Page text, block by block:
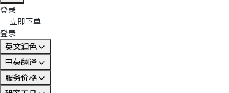
登录
立即下单
登录
英文润色
中英翻译
服务价格